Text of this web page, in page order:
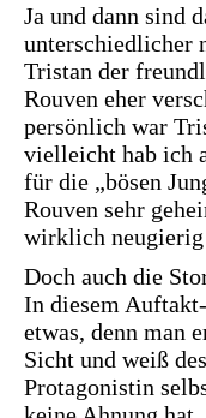
Ja und dann sind
unterschiedlicher
Tristan der
Rouven eher
persönlich war
vielleicht hab ich
für die „bösen
Rouven sehr
wirklich neugierig
Doch auch die
In diesem
etwas, denn man
Sicht und weiß
Protagonistin